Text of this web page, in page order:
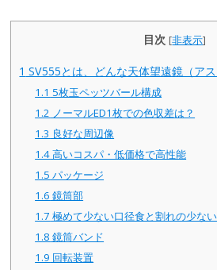
目次 [非表示]
1 SV555とは、どんな天体望遠鏡（ア
1.1 5枚玉ペッツバール構成
1.2 ノーマルED1枚での色収差は？
1.3 良好な周辺像
1.4高いコスパ・低価格で高性能
1.5 パッケージ
1.6 鏡筒部
1.7 極めて少ない口径食と割れの少な
1.8 鏡筒バンド
1.9 回転装置